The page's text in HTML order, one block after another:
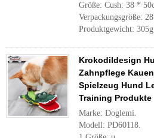
Größe: Cush: 38 *
Verpackungsgröße:
Produktgewicht: 305g
Krokodildesign
Zahnpflege
Spielzeug Hund
Training Produkte
Marke: Doglemi.
Modell: PD60118.